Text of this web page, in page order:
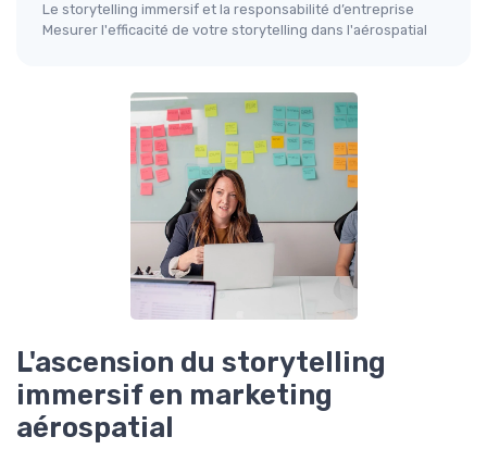
Le storytelling immersif et la responsabilité d’entreprise
Mesurer l'efficacité de votre storytelling dans l'aérospatial
L'ascension du storytelling
immersif en marketing
aérospatial